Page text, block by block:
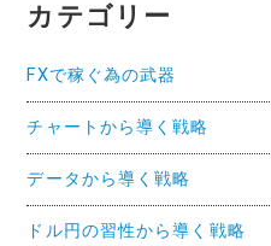
カテゴリー
FXで稼ぐ為の武器
チャートから導く戦略
データから導く戦略
ドル円の習性から導く戦略